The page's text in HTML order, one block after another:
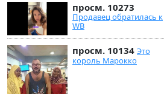
просм. 10273
Продавец обратилась к
WB
просм. 10134 Это
король Марокко